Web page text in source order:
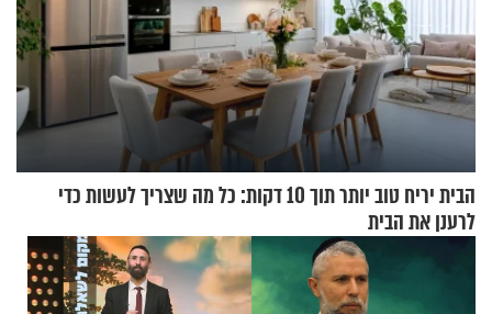
הבית יריח טוב יותר תוך 10 דקות: כל מה שצריך לעשות כדי
לרענן את הבית